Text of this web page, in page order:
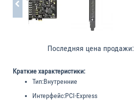
Последняя цена продажи:
Краткие характеристики:
Тип:Внутренние
Интерфейс:PCI-Express